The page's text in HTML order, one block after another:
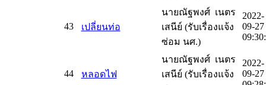
43 เปลี่ยนท่อ
นายณัฐพงศ์ เนตร
เสนีย์ (รับเรื่องแจ้ง
ซ่อม นศ.)
2022-
09-27
44 หลอดไฟ
นายณัฐพงศ์ เนตร
เสนีย์ (รับเรื่องแจ้ง
2022-
09-27